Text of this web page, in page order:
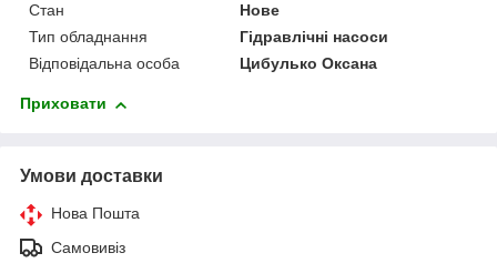
Стан
Нове
Тип обладнання
Гідравлічні насоси
Відповідальна особа
Цибулько Оксана
Приховати
Умови доставки
Нова Пошта
Самовивіз